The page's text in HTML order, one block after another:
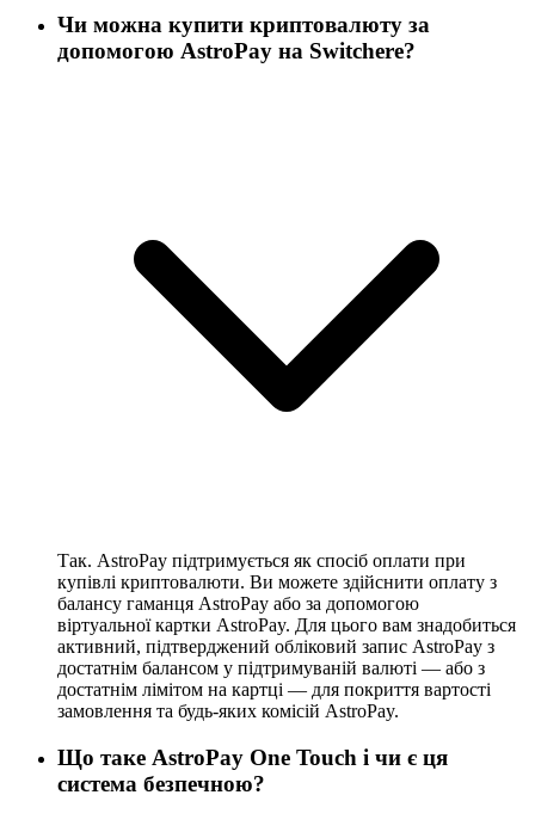
Чи можна купити криптовалюту за
допомогою AstroPay на Switchere?
Так. AstroPay підтримується як спосіб оплати при
купівлі криптовалюти. Ви можете здійснити оплату з
балансу гаманця AstroPay або за допомогою
віртуальної картки AstroPay. Для цього вам знадобиться
активний, підтверджений обліковий запис AstroPay з
достатнім балансом у підтримуваній валюті — або з
достатнім лімітом на картці — для покриття вартості
замовлення та будь-яких комісій AstroPay.
Що таке AstroPay One Touch і чи є ця
система безпечною?